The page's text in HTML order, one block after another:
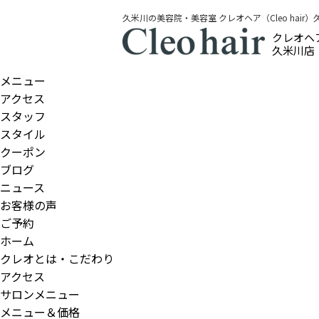
久米川の美容院・美容室 クレオヘア（Cleo hair）
クレオヘ
久米川店
メニュー
アクセス
スタッフ
スタイル
クーポン
ブログ
ニュース
お客様の声
ご予約
ホーム
クレオとは・こだわり
アクセス
サロンメニュー
メニュー＆価格